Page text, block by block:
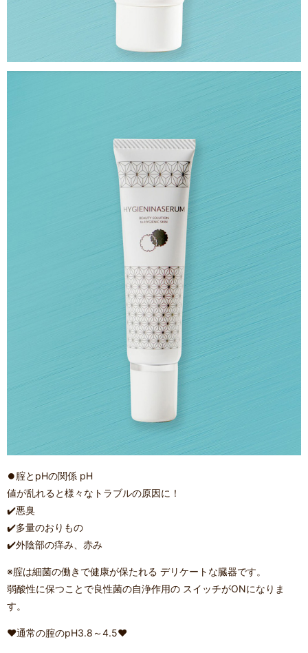
⏺️腟とpHの関係 pH
値が乱れると様々なトラブルの原因に！
✔️悪臭
✔️多量のおりもの
✔️外陰部の痒み、赤み
※腟は細菌の働きで健康が保たれる デリケートな臓器です。
弱酸性に保つことで良性菌の自浄作用の スイッチがONになりま
す。
❤️通常の腟のpH3.8～4.5❤️